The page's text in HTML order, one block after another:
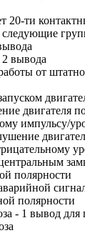
20-ти
вывода
от
двигателя
импульсу/
полярности
полярности
- 1 вывод